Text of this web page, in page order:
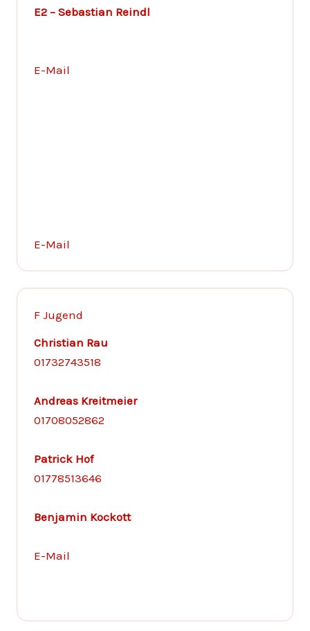
E2 – Sebastian Reindl
E-Mail
E-Mail
F Jugend
Christian Rau
01732743518
Andreas Kreitmeier
01708052862
Patrick Hof
01778513646
Benjamin Kockott
E-Mail